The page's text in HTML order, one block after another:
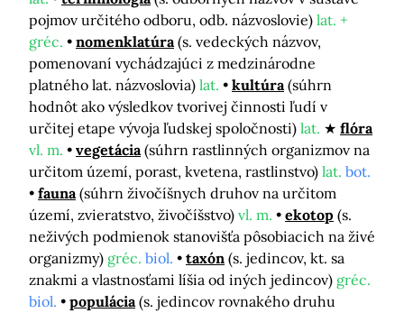
pojmov určitého odboru, odb. názvoslovie) lat. +
gréc.
nomenklatúra (s. vedeckých názvov,
pomenovaní vychádzajúci z medzinárodne
platného lat. názvoslovia) lat. kultúra (súhrn
hodnôt ako výsledkov tvorivej činnosti ľudí v
určitej etape vývoja ľudskej spoločnosti) lat.
flóra
vl. m.
vegetácia (súhrn rastlinných organizmov na
určitom území, porast, kvetena, rastlinstvo) lat. bot.
fauna (súhrn živočíšnych druhov na určitom
území, zvieratstvo, živočíšstvo) vl. m. ekotop (s.
neživých podmienok stanovišťa pôsobiacich na živé
organizmy) gréc. biol. taxón (s. jedincov, kt. sa
znakmi a vlastnosťami líšia od iných jedincov) gréc.
biol.
populácia (s. jedincov rovnakého druhu